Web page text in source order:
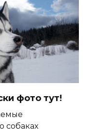
фото тут!
собаках